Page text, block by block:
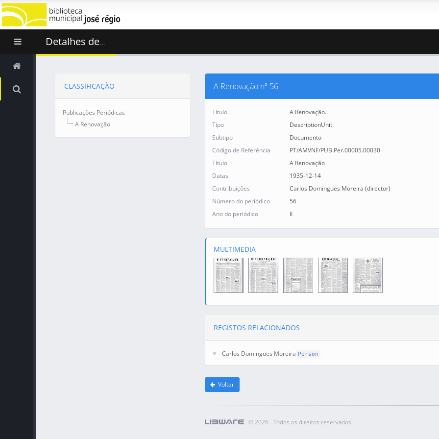
Detalhes de...
A Renovação nº 56
Título
A Renovação.
Típo
DescriptionUnit
Subtipo
Documento
Código de Referência
PT/AMVNF/PUB.Per.00005.00030
Título
A Renovação
Datas
1935-12-14
Contribuições
Carlos Domingues Moreira (director)
Número do periódico
56
Ano do periódico
II
CLASSIFICAÇÃO
Publicações Periódicas
A Renovação
MULTIMEDIA
REGISTOS RELACIONADOS
Carlos Domingues Moreira Person
Voltar
© 2026 - Todos os direitos reservados